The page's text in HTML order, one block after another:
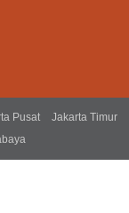
Pusat
Jakarta Timur